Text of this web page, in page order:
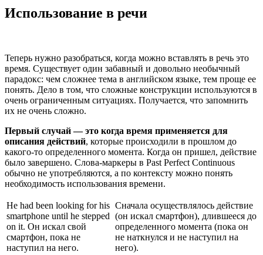
Использование в речи
Теперь нужно разобраться, когда можно вставлять в речь это
время. Существует один забавный и довольно необычный
парадокс: чем сложнее тема в английском языке, тем проще ее
понять. Дело в том, что сложные конструкции используются в
очень ограниченным ситуациях. Получается, что запомнить
их не очень сложно.
Первый случай — это когда время применяется для
описания действий, которые происходили в прошлом до
какого-то определенного момента. Когда он пришел, действие
было завершено. Слова-маркеры в Past Perfect Continuous
обычно не употребляются, а по контексту можно понять
необходимость использования времени.
He had been looking for his
smartphone until he stepped
on it. Он искал свой
смартфон, пока не
наступил на него.
Сначала осуществлялось действие
(он искал смартфон), длившееся до
определенного момента (пока он
не наткнулся и не наступил на
него).